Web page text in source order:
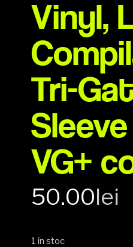
Vinyl,
Tri-
VG+
50.00lei
1 în stoc